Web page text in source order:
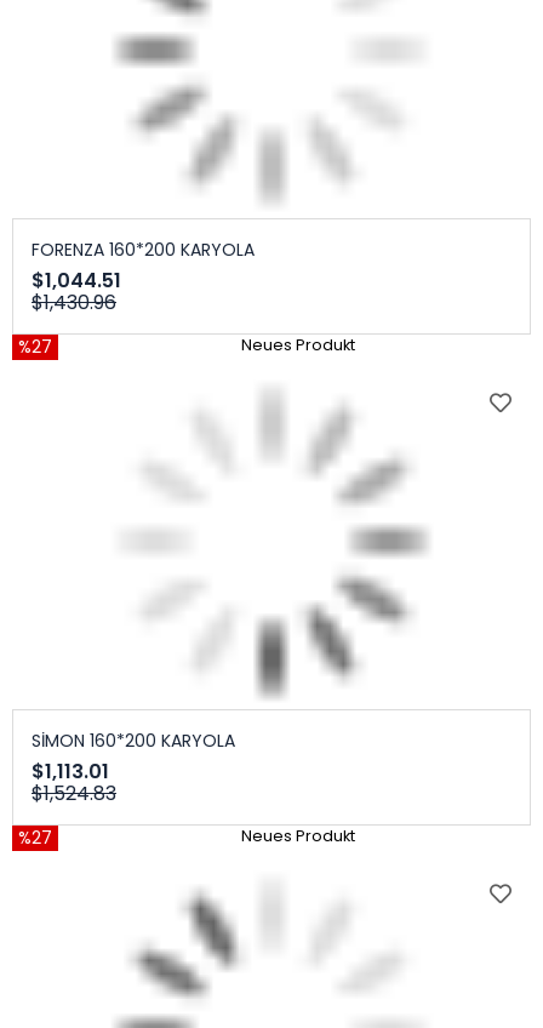
FORENZA 160*200 KARYOLA
$1,044.51
$1,430.96
%27 Neues Produkt
SİMON 160*200 KARYOLA
$1,113.01
$1,524.83
%27 Neues Produkt